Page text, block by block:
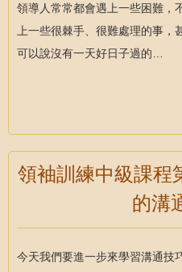
領導人常常都會遇上一些困難，
上一些很棘手、很難處理的事，
可以說沒有一天好日子過的…
領袖訓練中級課
的溝
今天我們要進一步來學習溝通技